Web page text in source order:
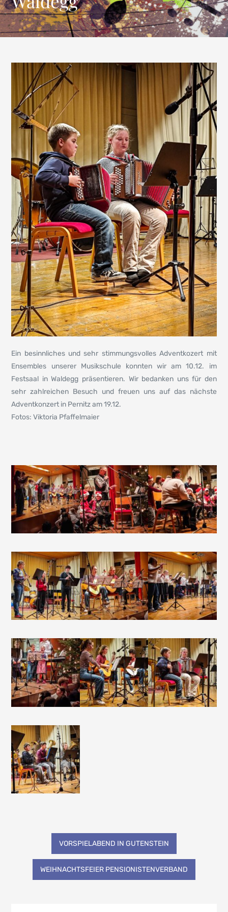
Ein besinnliches und sehr stimmungsvolles Adventkozert mit
Ensembles unserer Musikschule konnten wir am 10.12. im
Festsaal in Waldegg präsentieren. Wir bedanken uns für den
sehr zahlreichen Besuch und freuen uns auf das nächste
Adventkonzert in Pernitz am 19.12.
Fotos: Viktoria Pfaffelmaier
Beitragsnavigation
VORSPIELABEND IN GUTENSTEIN
WEIHNACHTSFEIER PENSIONISTENVERBAND